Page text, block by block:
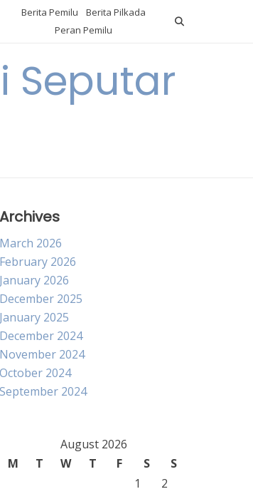
Berita Pemilu
Berita Pilkada
Peran Pemilu
Seputar
Archives
March 2026
February 2026
January 2026
December 2025
January 2025
December 2024
November 2024
October 2024
September 2024
August 2026
M
T W T F S
S
1
2